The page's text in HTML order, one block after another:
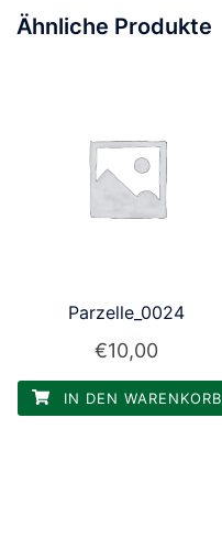
Ähnliche Produkte
Parzelle_0024
€10,00
IN DEN WARENKORB